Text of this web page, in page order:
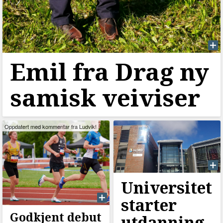
Emil fra Drag ny
samisk veiviser
Oppdatert med kommentar fra Ludvik!
Godkjent debut
Universitet
starter